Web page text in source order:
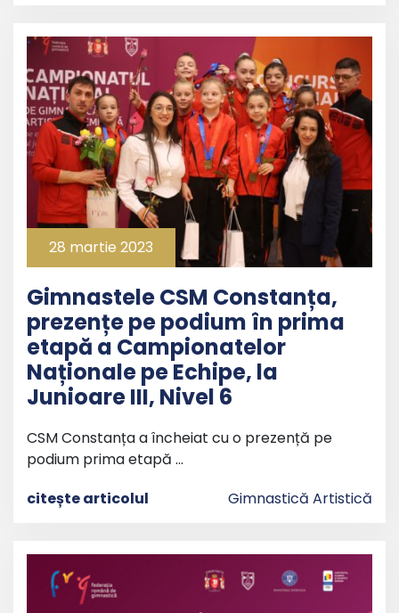
28 martie 2023
Gimnastele CSM Constanța,
prezențe pe podium în prima
etapă a Campionatelor
Naționale pe Echipe, la
Junioare III, Nivel 6
CSM Constanța a încheiat cu o prezență pe
podium prima etapă …
citește articolul
Gimnastică Artistică